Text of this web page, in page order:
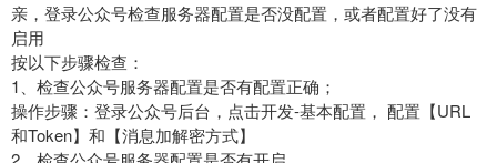
亲，登录公众号检查服务器配置是否没配置，或者配置好了没有
启用
按以下步骤检查：
1、检查公众号服务器配置是否有配置正确；
操作步骤：登录公众号后台，点击开发-基本配置， 配置【URL
和Token】和【消息加解密方式】